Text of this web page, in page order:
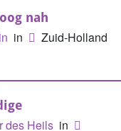
nah
in
Zuid-Holland
des Heils in